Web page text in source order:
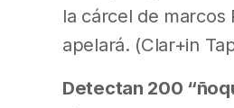
la cárcel de marcos
apelará. (Clar+in
Detectan 200